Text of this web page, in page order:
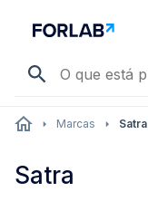
Marcas Satra
Satra